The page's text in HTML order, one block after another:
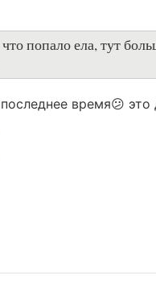
что попало ела, тут
время😕 это